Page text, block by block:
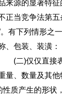
来源的显著特
正当竞争法第五
有下列情形之
、包装、装
(二)仅仅直接
量、数量及
性质产生的形状